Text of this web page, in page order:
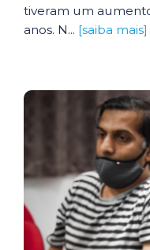
tiveram um
anos. N... [saiba mais]